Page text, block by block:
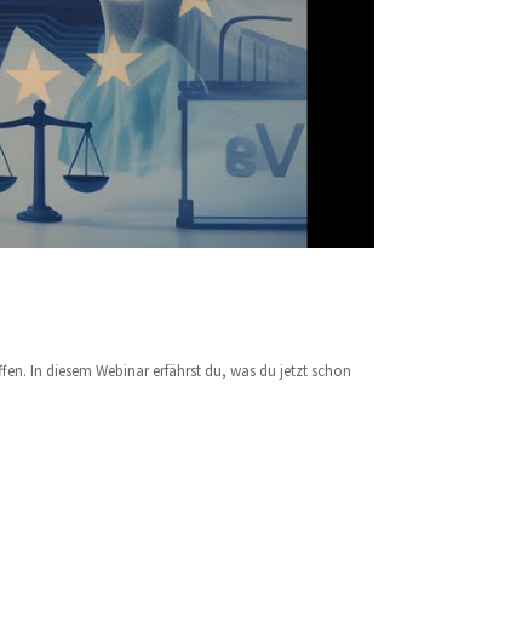
In diesem Webinar erfährst du, was du jetzt schon